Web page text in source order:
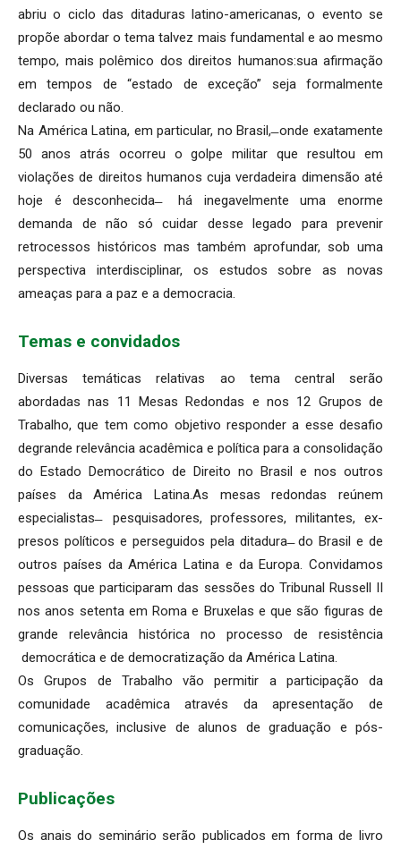
abriu o ciclo das ditaduras latino-americanas, o evento se
propõe abordar o tema talvez mais fundamental e ao mesmo
tempo, mais polêmico dos direitos humanos:sua afirmação
em tempos de “estado de exceção” seja formalmente
declarado ou não.
Na América Latina, em particular, no Brasil, ̶ onde exatamente
50 anos atrás ocorreu o golpe militar que resultou em
violações de direitos humanos cuja verdadeira dimensão até
hoje é desconhecida ̶ há inegavelmente uma enorme
demanda de não só cuidar desse legado para prevenir
retrocessos históricos mas também aprofundar, sob uma
perspectiva interdisciplinar, os estudos sobre as novas
ameaças para a paz e a democracia.
Temas e convidados
Diversas temáticas relativas ao tema central serão
abordadas nas 11 Mesas Redondas e nos 12 Grupos de
Trabalho, que tem como objetivo responder a esse desafio
degrande relevância acadêmica e política para a consolidação
do Estado Democrático de Direito no Brasil e nos outros
países da América Latina.As mesas redondas reúnem
especialistas ̶ pesquisadores, professores, militantes, ex-
presos políticos e perseguidos pela ditadura ̶ do Brasil e de
outros países da América Latina e da Europa. Convidamos
pessoas que participaram das sessões do Tribunal Russell II
nos anos setenta em Roma e Bruxelas e que são figuras de
grande relevância histórica no processo de resistência
democrática e de democratização da América Latina.
Os Grupos de Trabalho vão permitir a participação da
comunidade acadêmica através da apresentação de
comunicações, inclusive de alunos de graduação e pós-
graduação.
Publicações
Os anais do seminário serão publicados em forma de livro